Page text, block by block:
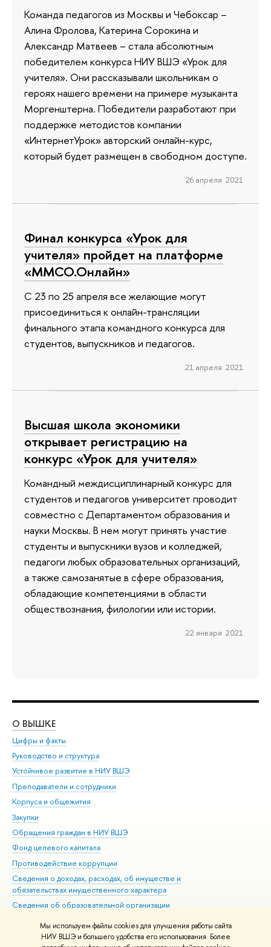
Мы используем файлы cookies для улучшения работы сайта
НИУ ВШЭ и большего удобства его использования. Более
Команда педагогов из Москвы и Чебоксар –
Алина Фролова, Катерина Сорокина и
Александр Матвеев – стала абсолютным
победителем конкурса НИУ ВШЭ «Урок для
учителя». Они рассказывали школьникам о
героях нашего времени на примере музыканта
Моргенштерна. Победители разработают при
поддержке методистов компании
«ИнтернетУрок» авторский онлайн-курс,
который будет размещен в свободном доступе.
26 апреля 2021
Финал конкурса «Урок для
учителя» пройдет на платформе
«ММСО.Онлайн»
С 23 по 25 апреля все желающие могут
присоединиться к онлайн-трансляции
финального этапа командного конкурса для
студентов, выпускников и педагогов.
21 апреля 2021
Высшая школа экономики
открывает регистрацию на
конкурс «Урок для учителя»
Командный междисциплинарный конкурс для
студентов и педагогов университет проводит
совместно с Департаментом образования и
науки Москвы. В нем могут принять участие
студенты и выпускники вузов и колледжей,
педагоги любых образовательных организаций,
а также самозанятые в сфере образования,
обладающие компетенциями в области
обществознания, филологии или истории.
22 января 2021
О ВЫШКЕ
Цифры и факты
Руководство и структура
Устойчивое развитие в НИУ ВШЭ
Преподаватели и сотрудники
Корпуса и общежития
Закупки
Обращения граждан в НИУ ВШЭ
Фонд целевого капитала
Противодействие коррупции
Сведения о доходах, расходах, об имуществе и
обязательствах имущественного характера
Сведения об образовательной организации
Людям с ограниченными возможностями здоровья
Единая платежная страница